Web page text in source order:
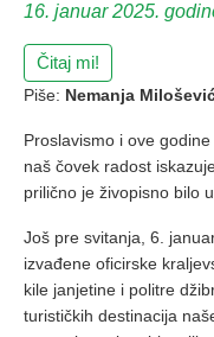
16. januar 2025.
Čitaj mi!
Piše: Nemanja
Proslavismo i ove
naš čovek radost
prilično je živopisno bilo
Još pre svitanja, 6.
izvađene oficirske
kile janjetine i politre
turističkih destinacija